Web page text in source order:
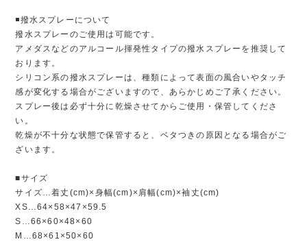
◾️撥水スプレーについて
撥水スプレーのご使用は可能です。
アメダスなどのアルコール揮発性タイプの撥水スプレーを推奨して
おります。
シリコン系の撥水スプレーは、種類によって表面の風合いやタッチ
感が変化する場合がございますので、あらかじめご了承ください。
スプレー後は必ず十分に乾燥させてからご使用・保管してくださ
い。
乾燥が不十分な状態で保管すると、ベタつきの原因となる場合がご
ざいます。
■サイズ
サイズ…着丈(cm)×身幅(cm)×肩幅(cm)×袖丈(cm)
XS…64×58×47×59.5
S…66×60×48×60
M…68×61×50×60